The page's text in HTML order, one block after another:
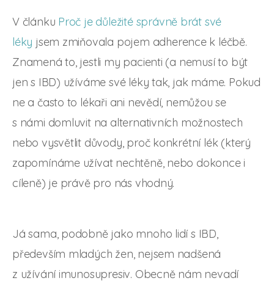
V článku Proč je důležité správně brát své
léky jsem zmiňovala pojem adherence k léčbě.
Znamená to, jestli my pacienti (a nemusí to být
jen s IBD) užíváme své léky tak, jak máme. Pokud
ne a často to lékaři ani nevědí, nemůžou se
s námi domluvit na alternativních možnostech
nebo vysvětlit důvody, proč konkrétní lék (který
zapomínáme užívat nechtěně, nebo dokonce i
cíleně) je právě pro nás vhodný.
Já sama, podobně jako mnoho lidí s IBD,
především mladých žen, nejsem nadšená
z užívání imunosupresiv. Obecně nám nevadí